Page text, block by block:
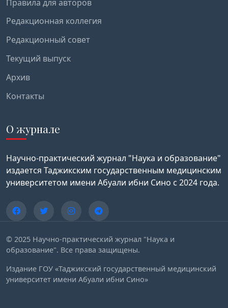
Правила для авторов
Редакционная коллегия
Редакционный совет
Текущий выпуск
Архив
Контакты
О журнале
Научно-практический журнал "Наука и образование"
издается Таджикским государственным медицинским
университетом имени Абуали ибни Сино с 2024 года.
© 2025 Научно-практический журнал "Наука и
образование". Все права защищены.
Издание ГОУ «Таджикский государственный медицинский
университет имени Абуали ибни Сино»